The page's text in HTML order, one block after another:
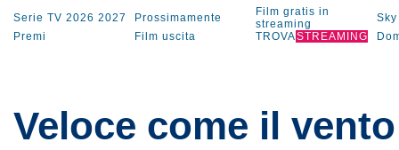
Serie TV 2026 2027 Prossimamente
Film gratis in
streaming
Sky
Premi
Film uscita TROVASTREAMING
Veloce come il vento